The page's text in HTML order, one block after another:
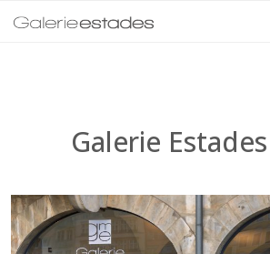
Galerie